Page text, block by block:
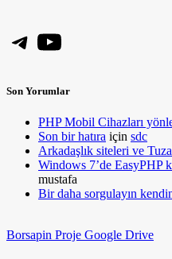
Telegram
YouTube
Son Yorumlar
PHP Mobil Cihazları
Son bir hatıra için sdc
Arkadaşlık siteleri ve
Windows 7’de EasyPHP
mustafa
Bir daha sorgulayın
Borsapin Proje Google Drive